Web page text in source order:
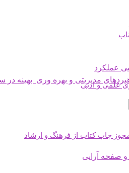
علمی و ادبی
چاپ کتاب از فرهنگ و ارشاد
مدیریتی و بهره وری بهینه در
صفحه آرایی